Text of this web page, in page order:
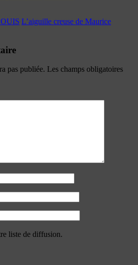
L’aiguille creuse de Maurice
pas publiée. Les champs obligatoires
liste de diffusion.